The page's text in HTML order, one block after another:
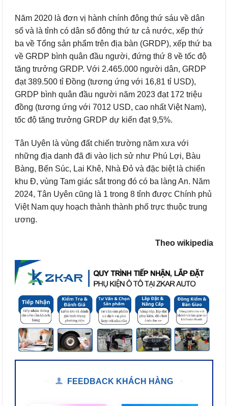
Năm 2020 là đơn vị hành chính đông thứ sáu về dân
số và là tỉnh có dân số đông thứ tư cả nước, xếp thứ
ba về Tổng sản phẩm trên địa bàn (GRDP), xếp thứ ba
về GRDP bình quân đầu người, đứng thứ 8 về tốc độ
tăng trưởng GRDP. Với 2.465.000 người dân, GRDP
đạt 389.500 tỉ Đồng (tương ứng với 16,81 tỉ USD),
GRDP bình quân đầu người năm 2023 đạt 172 triệu
đồng (tương ứng với 7012 USD, cao nhất Việt Nam),
tốc độ tăng trưởng GRDP dự kiến đạt 9,5%.
Tân Uyên là vùng đất chiến trường năm xưa với
những địa danh đã đi vào lịch sử như Phú Lợi, Bàu
Bàng, Bến Súc, Lai Khê, Nhà Đỏ và đặc biệt là chiến
khu Đ, vùng Tam giác sắt trong đó có ba làng An. Năm
2024, Tân Uyên cũng là 1 trong 8 tỉnh được Chính phủ
Việt Nam quy hoạch thành thành phố trực thuộc trung
ương.
Theo wikipedia
FEEDBACK KHÁCH HÀNG